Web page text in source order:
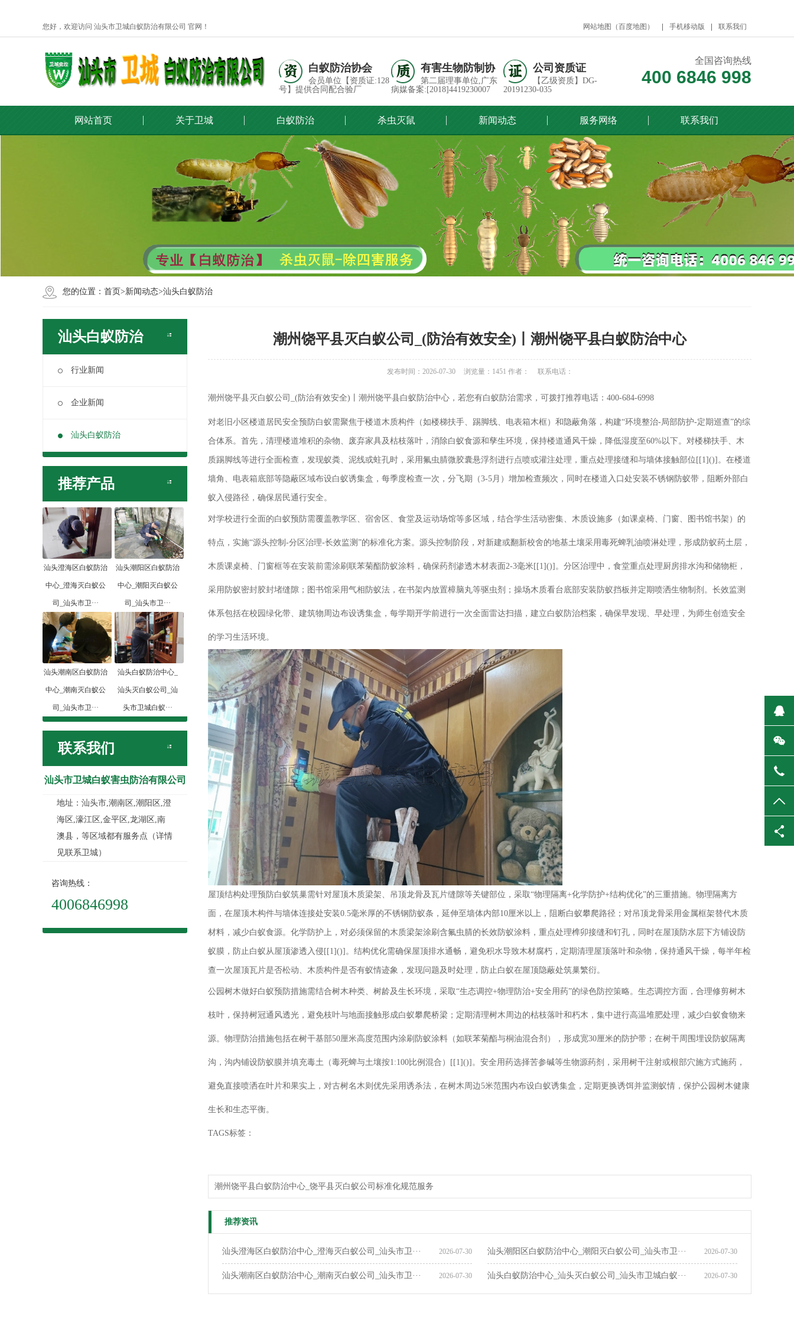
网站地图 （百度地图 ） 手机移动版 联系我们
您好，欢迎访问 汕头市卫城白蚁防治有限公司 官网！
白蚁防治协会
会员单位【资质证:128
号】提供合同配合验厂
有害生物防制协
第二届理事单位,广东
病媒备案:[2018]4419230007
公司资质证
【乙级资质】DG-
20191230-035
全国咨询热线
400 6846 998
网站首页 关于卫城 白蚁防治 杀虫灭鼠 新闻动态 服务网络 联系我们
您的位置： 首页>新闻动态>汕头白蚁防治
汕头白蚁防治
行业新闻
企业新闻
汕头白蚁防治
推荐产品
汕头澄海区白蚁防治
中心_澄海灭白蚁公
司_汕头市卫···
汕头潮阳区白蚁防治
中心_潮阳灭白蚁公
司_汕头市卫···
汕头潮南区白蚁防治
中心_潮南灭白蚁公
司_汕头市卫···
汕头白蚁防治中心_
汕头灭白蚁公司_汕
头市卫城白蚁···
联系我们
汕头市卫城白蚁害虫防治有限公司
地址：汕头市,潮南区,潮阳区,澄
海区,濠江区,金平区,龙湖区,南
澳县，等区域都有服务点（详情
见联系卫城）
咨询热线：
4006846998
潮州饶平县灭白蚁公司_(防治有效安全)丨潮州饶平县白蚁防治中心
发布时间：2026-07-30 浏览量： 1451 作者： 联系电话：
潮州饶平县灭白蚁公司_(防治有效安全)丨潮州饶平县白蚁防治中心，若您有白蚁防治需求，可拨打推荐电话：400-684-6998
对老旧小区楼道居民安全预防白蚁需聚焦于楼道木质构件（如楼梯扶手、踢脚线、电表箱木框）和隐蔽角落，构建“环境整治-局部防护-定期巡查”的综
合体系。首先，清理楼道堆积的杂物、废弃家具及枯枝落叶，消除白蚁食源和孳生环境，保持楼道通风干燥，降低湿度至60%以下。对楼梯扶手、木
质踢脚线等进行全面检查，发现蚁粪、泥线或蛀孔时，采用氟虫腈微胶囊悬浮剂进行点喷或灌注处理，重点处理接缝和与墙体接触部位[[1]()]。在楼道
墙角、电表箱底部等隐蔽区域布设白蚁诱集盒，每季度检查一次，分飞期（3-5月）增加检查频次，同时在楼道入口处安装不锈钢防蚁带，阻断外部白
蚁入侵路径，确保居民通行安全。
对学校进行全面的白蚁预防需覆盖教学区、宿舍区、食堂及运动场馆等多区域，结合学生活动密集、木质设施多（如课桌椅、门窗、图书馆书架）的
特点，实施“源头控制-分区治理-长效监测”的标准化方案。源头控制阶段，对新建或翻新校舍的地基土壤采用毒死蜱乳油喷淋处理，形成防蚁药土层，
木质课桌椅、门窗框等在安装前需涂刷联苯菊酯防蚁涂料，确保药剂渗透木材表面2-3毫米[[1]()]。分区治理中，食堂重点处理厨房排水沟和储物柜，
采用防蚁密封胶封堵缝隙；图书馆采用气相防蚁法，在书架内放置樟脑丸等驱虫剂；操场木质看台底部安装防蚁挡板并定期喷洒生物制剂。长效监测
体系包括在校园绿化带、建筑物周边布设诱集盒，每学期开学前进行一次全面雷达扫描，建立白蚁防治档案，确保早发现、早处理，为师生创造安全
的学习生活环境。
屋顶结构处理预防白蚁筑巢需针对屋顶木质梁架、吊顶龙骨及瓦片缝隙等关键部位，采取“物理隔离+化学防护+结构优化”的三重措施。物理隔离方
面，在屋顶木构件与墙体连接处安装0.5毫米厚的不锈钢防蚁条，延伸至墙体内部10厘米以上，阻断白蚁攀爬路径；对吊顶龙骨采用金属框架替代木质
材料，减少白蚁食源。化学防护上，对必须保留的木质梁架涂刷含氟虫腈的长效防蚁涂料，重点处理榫卯接缝和钉孔，同时在屋顶防水层下方铺设防
蚁膜，防止白蚁从屋顶渗透入侵[[1]()]。结构优化需确保屋顶排水通畅，避免积水导致木材腐朽，定期清理屋顶落叶和杂物，保持通风干燥，每半年检
查一次屋顶瓦片是否松动、木质构件是否有蚁情迹象，发现问题及时处理，防止白蚁在屋顶隐蔽处筑巢繁衍。
公园树木做好白蚁预防措施需结合树木种类、树龄及生长环境，采取“生态调控+物理防治+安全用药”的绿色防控策略。生态调控方面，合理修剪树木
枝叶，保持树冠通风透光，避免枝叶与地面接触形成白蚁攀爬桥梁；定期清理树木周边的枯枝落叶和朽木，集中进行高温堆肥处理，减少白蚁食物来
源。物理防治措施包括在树干基部50厘米高度范围内涂刷防蚁涂料（如联苯菊酯与桐油混合剂），形成宽30厘米的防护带；在树干周围埋设防蚁隔离
沟，沟内铺设防蚁膜并填充毒土（毒死蜱与土壤按1:100比例混合）[[1]()]。安全用药选择苦参碱等生物源药剂，采用树干注射或根部穴施方式施药，
避免直接喷洒在叶片和果实上，对古树名木则优先采用诱杀法，在树木周边5米范围内布设白蚁诱集盒，定期更换诱饵并监测蚁情，保护公园树木健康
生长和生态平衡。
TAGS标签：
潮州饶平县白蚁防治中心_饶平县灭白蚁公司标准化规范服务
潮州饶平县白蚁防治_潮州饶平县灭白蚁公司可靠可信的防治中心_潮州市卫城白蚁防治有限公司
推荐资讯
2026-07-30
汕头澄海区白蚁防治中心_澄海灭白蚁公司_汕头市卫··· 2026-07-30
汕头潮阳区白蚁防治中心_潮阳灭白蚁公司_汕头市卫···
2026-07-30
汕头潮南区白蚁防治中心_潮南灭白蚁公司_汕头市卫··· 2026-07-30
汕头白蚁防治中心_汕头灭白蚁公司_汕头市卫城白蚁···
在
微